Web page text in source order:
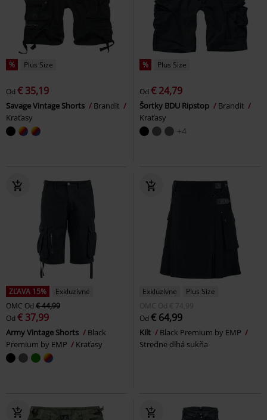
% Plus Size
Od € 35,19
Savage Vintage Shorts
Brandit
Kraťasy
% Plus Size
Od € 24,79
Šortky BDU Ripstop
Brandit
Kraťasy
+4
ZĽAVA 15%
Exkluzívne
OMC Od € 44,99
Od € 37,99
Army Vintage Shorts
Black
Premium by EMP
Kraťasy
Exkluzívne
Plus Size
OMC Od € 74,99
Od € 64,99
Kilt
Black Premium by EMP
Stredne dlhá sukňa